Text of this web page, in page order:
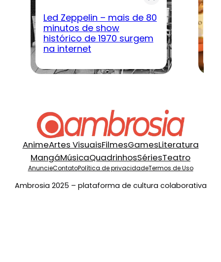
Led Zeppelin – mais de 80
minutos de show
histórico de 1970 surgem
na internet
AnimeArtes VisuaisFilmesGamesLiteratura
MangáMúsicaQuadrinhosSériesTeatro
AnuncieContatoPolítica de privacidadeTermos de Uso
Ambrosia 2025 – plataforma de cultura colaborativa